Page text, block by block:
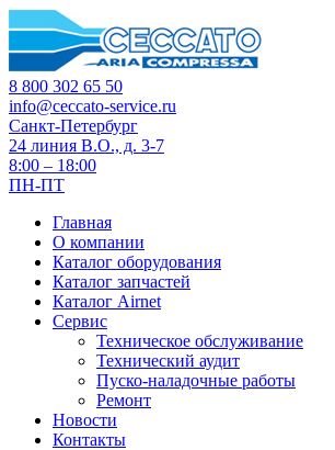
8 800 302 65 50
info@ceccato-service.ru
Санкт-Петербург
24 линия В.О., д. 3-7
8:00 – 18:00
ПН-ПТ
Главная
О компании
Каталог оборудования
Каталог запчастей
Каталог Airnet
Сервис
Техническое обслуживание
Технический аудит
Пуско-наладочные работы
Ремонт
Новости
Контакты